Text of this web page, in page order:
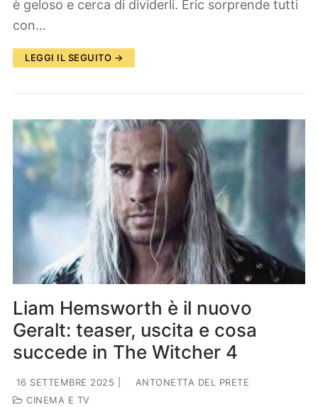
è geloso e cerca di dividerli. Eric sorprende tutti
con…
LEGGI IL SEGUITO →
Liam Hemsworth è il nuovo
Geralt: teaser, uscita e cosa
succede in The Witcher 4
16 SETTEMBRE 2025
ANTONETTA DEL PRETE
CINEMA E TV